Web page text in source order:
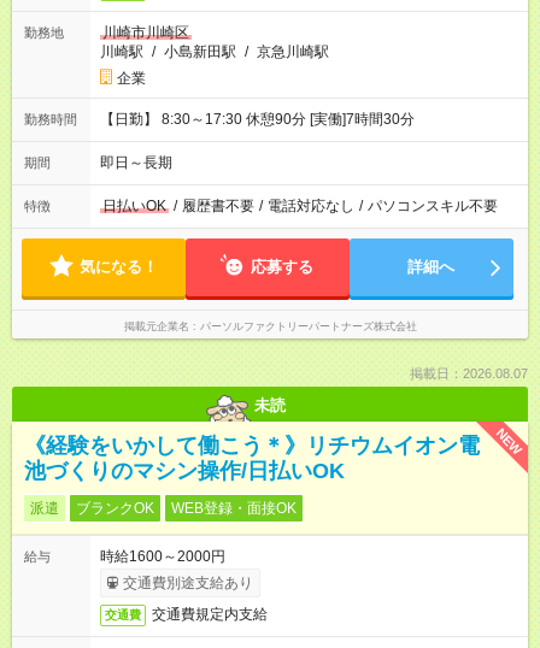
勤務地
川崎市川崎区
川崎駅 / 小島新田駅 / 京急川崎駅
企業
勤務時間 【日勤】 8:30～17:30 休憩90分 [実働]7時間30分
期間 即日～長期
特徴 日払いOK / 履歴書不要 / 電話対応なし / パソコンスキル不要
気になる！ 応募する 詳細へ
掲載元企業名 パーソルファクトリーパートナーズ株式会社
掲載日：2026.08.07
未読
NEW
《経験をいかして働こう＊》リチウムイオン電
池づくりのマシン操作/日払いOK
派遣 ブランクOK WEB登録・面接OK
給与
時給1600～2000円
交通費別途支給あり
交通費 交通費規定内支給